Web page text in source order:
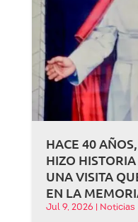
HACE 40
HIZO
UNA VISITA
EN LA
Jul 9, 2026 Noticias